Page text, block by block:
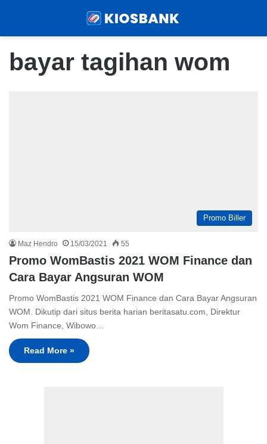
bayar tagihan wom
Promo Biller
Maz Hendro 15/03/2021 55
Promo WomBastis 2021 WOM Finance dan
Cara Bayar Angsuran WOM
Promo WomBastis 2021 WOM Finance dan Cara Bayar Angsuran
WOM. Dikutip dari situs berita harian beritasatu.com, Direktur
Wom Finance, Wibowo…
Read More »